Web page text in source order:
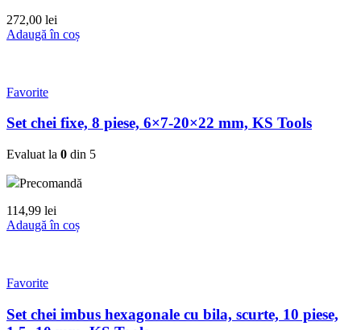
272,00 lei
Adaugă în coș
Favorite
Set chei fixe, 8 piese, 6×7-20×22 mm, KS Tools
Evaluat la 0 din 5
Precomandă
114,99 lei
Adaugă în coș
Favorite
Set chei imbus hexagonale cu bila, scurte, 10 piese,